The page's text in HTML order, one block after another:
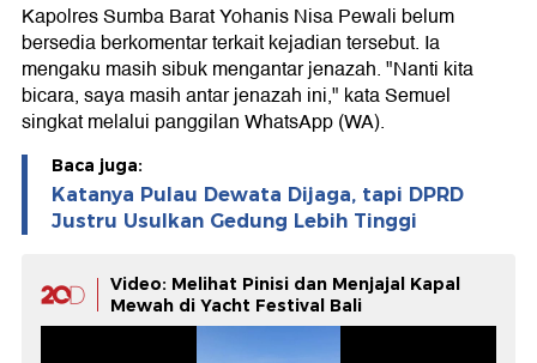
Kapolres Sumba Barat Yohanis Nisa Pewali belum
bersedia berkomentar terkait kejadian tersebut. Ia
mengaku masih sibuk mengantar jenazah. "Nanti kita
bicara, saya masih antar jenazah ini," kata Semuel
singkat melalui panggilan WhatsApp (WA).
Baca juga:
Katanya Pulau Dewata Dijaga, tapi DPRD
Justru Usulkan Gedung Lebih Tinggi
Video: Melihat Pinisi dan Menjajal Kapal
Mewah di Yacht Festival Bali